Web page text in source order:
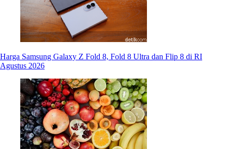
Harga Samsung Galaxy Z Fold 8, Fold 8 Ultra dan Flip 8 di RI
Agustus 2026